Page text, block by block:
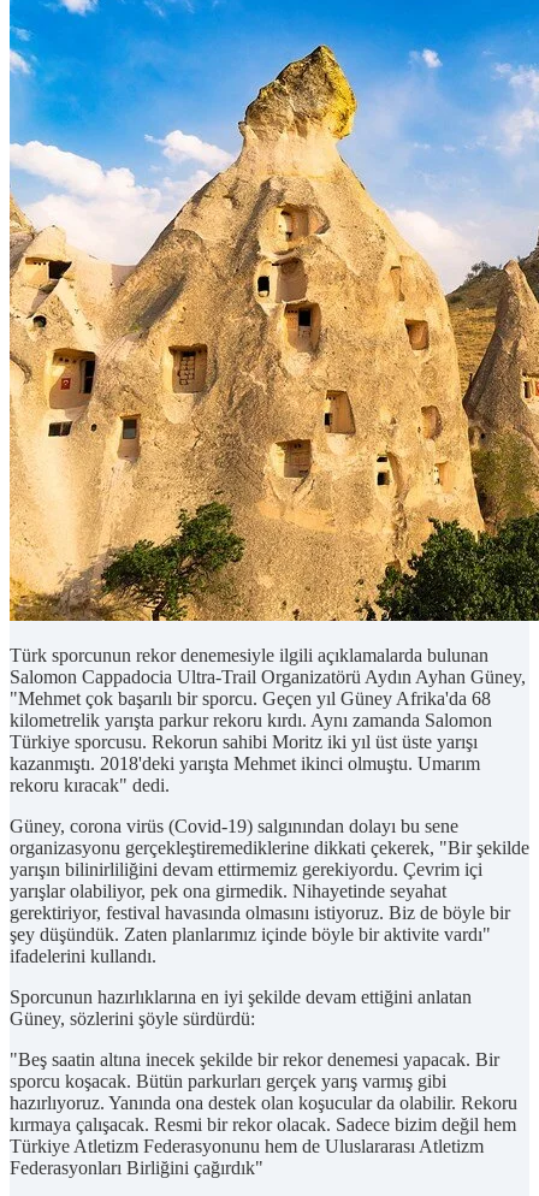
Türk sporcunun rekor denemesiyle ilgili açıklamalarda bulunan
Salomon Cappadocia Ultra-Trail Organizatörü Aydın Ayhan Güney,
"Mehmet çok başarılı bir sporcu. Geçen yıl Güney Afrika'da 68
kilometrelik yarışta parkur rekoru kırdı. Aynı zamanda Salomon
Türkiye sporcusu. Rekorun sahibi Moritz iki yıl üst üste yarışı
kazanmıştı. 2018'deki yarışta Mehmet ikinci olmuştu. Umarım
rekoru kıracak" dedi.
Güney, corona virüs (Covid-19) salgınından dolayı bu sene
organizasyonu gerçekleştiremediklerine dikkati çekerek, "Bir şekilde
yarışın bilinirliliğini devam ettirmemiz gerekiyordu. Çevrim içi
yarışlar olabiliyor, pek ona girmedik. Nihayetinde seyahat
gerektiriyor, festival havasında olmasını istiyoruz. Biz de böyle bir
şey düşündük. Zaten planlarımız içinde böyle bir aktivite vardı"
ifadelerini kullandı.
Sporcunun hazırlıklarına en iyi şekilde devam ettiğini anlatan
Güney, sözlerini şöyle sürdürdü:
"Beş saatin altına inecek şekilde bir rekor denemesi yapacak. Bir
sporcu koşacak. Bütün parkurları gerçek yarış varmış gibi
hazırlıyoruz. Yanında ona destek olan koşucular da olabilir. Rekoru
kırmaya çalışacak. Resmi bir rekor olacak. Sadece bizim değil hem
Türkiye Atletizm Federasyonunu hem de Uluslararası Atletizm
Federasyonları Birliğini çağırdık"